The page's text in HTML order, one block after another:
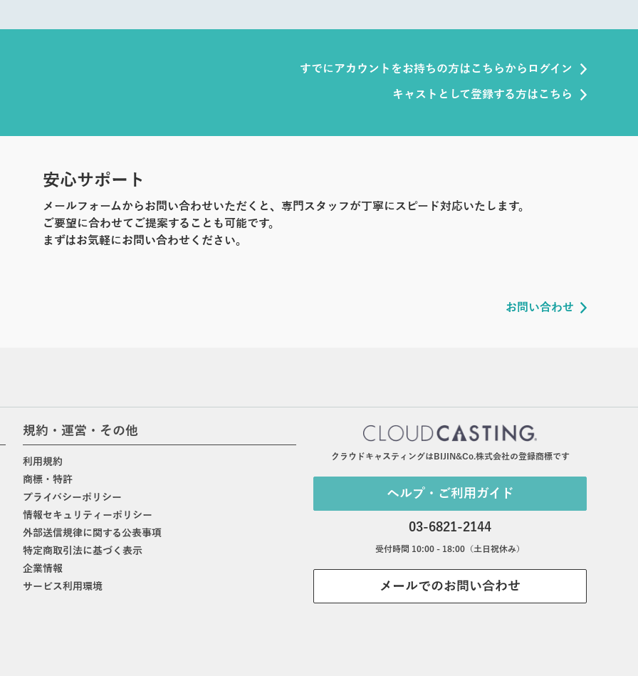
すでにアカウントをお持ちの方はこちらからログイン
キャストとして登録する方はこちら
安心サポート
メールフォームからお問い合わせいただくと、専門スタッフが丁寧にスピード対応いたします。
ご要望に合わせてご提案することも可能です。
まずはお気軽にお問い合わせください。
お問い合わせ
規約・運営・その他
利用規約
商標・特許
プライバシーポリシー
情報セキュリティーポリシー
外部送信規律に関する公表事項
特定商取引法に基づく表示
企業情報
サービス利用環境
クラウドキャスティングはBIJIN&Co.株式会社の登録商標です
ヘルプ・ご利用ガイド
03-6821-2144
受付時間 10:00 - 18:00（土日祝休み）
メールでのお問い合わせ